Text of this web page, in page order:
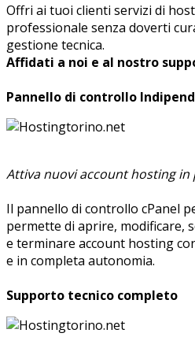
Offri ai tuoi clienti servizi di
professionale senza doverti
gestione tecnica.
Affidati a noi e al nostro
Pannello di controllo
Attiva nuovi account hosting in
Il pannello di controllo cPanel
permette di aprire, modificare,
e terminare account hosting
e in completa autonomia.
Supporto tecnico completo